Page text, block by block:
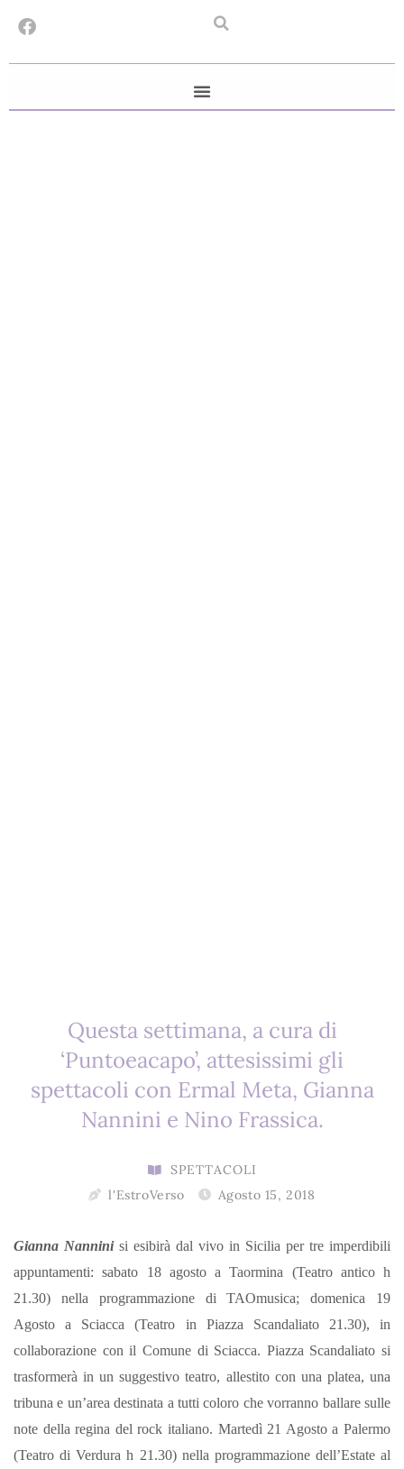
Questa settimana, a cura di
‘Puntoeacapo’, attesissimi gli
spettacoli con Ermal Meta, Gianna
Nannini e Nino Frassica.
SPETTACOLI
l'EstroVerso
Agosto 15, 2018
Gianna Nannini si esibirà dal vivo in Sicilia per tre imperdibili
appuntamenti: sabato 18 agosto a Taormina (Teatro antico h
21.30) nella programmazione di TAOmusica; domenica 19
Agosto a Sciacca (Teatro in Piazza Scandaliato 21.30), in
collaborazione con il Comune di Sciacca. Piazza Scandaliato si
trasformerà in un suggestivo teatro, allestito con una platea, una
tribuna e un’area destinata a tutti coloro che vorranno ballare sulle
note della regina del rock italiano. Martedì 21 Agosto a Palermo
(Teatro di Verdura h 21.30) nella programmazione dell’Estate al